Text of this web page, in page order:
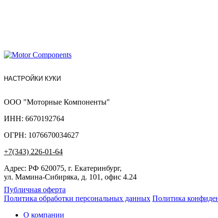
НАСТРОЙКИ КУКИ
ООО "Моторные Компоненты"
ИНН: 6670192764
ОГРН: 1076670034627
+7(343) 226-01-64
Адрес: РФ 620075, г. Екатеринбург,
ул. Мамина-Сибиряка, д. 101, офис 4.24
Публичная оферта
Политика обработки персональных данных Политика
О компании